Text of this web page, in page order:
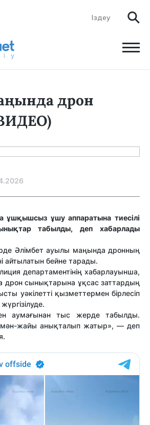
дрон
ұшқышсыз ұшу аппаратына тиесілі
табылды, деп хабарлады
Әлімбет ауылы маңында дронның
айтылатын бейне тарады.
департаментінің хабарлауынша,
дрон сынықтарына ұқсас заттардың
уәкілетті қызметтермен бірлесіп
аумағынан тыс жерде табылды.
жайы анықталып жатыр», — деп